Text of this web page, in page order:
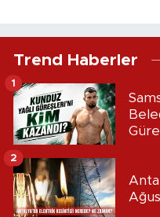
Trend Haberler
1
2